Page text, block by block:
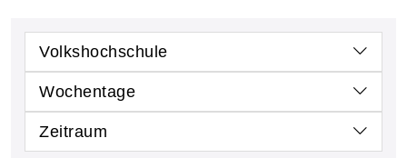
Volkshochschule
Wochentage
Zeitraum